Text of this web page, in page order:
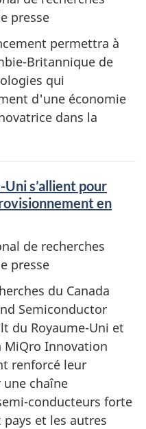
presse
permettra à
Britannique de
qui
d'une économie
dans la
Uni s’allient pour
en
de recherches
presse
du Canada
Semiconductor
du Royaume-Uni et
MiQro Innovation
renforcé leur
chaîne
conducteurs forte
et les autres